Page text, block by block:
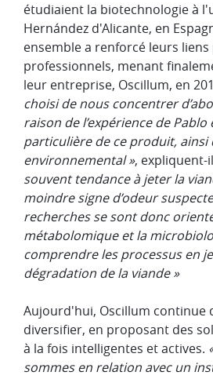
étudiaient la biotechnologie à
Hernández d'Alicante, en
ensemble a renforcé leurs
professionnels, menant
leur entreprise, Oscillum, en
choisi de nous concentrer
raison de l’expérience de
particulière de ce produit, ainsi
environnemental », expliquent-
souvent tendance à jeter la
moindre signe d’odeur
recherches se sont donc
métabolomique et la
comprendre les processus en
dégradation de la viande »
Aujourd'hui, Oscillum continue
diversifier, en proposant des
à la fois intelligentes et actives.
sommes en relation avec un